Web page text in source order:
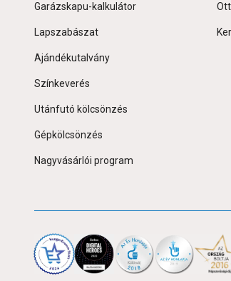
Garázskapu-kalkulátor
Lapszabászat
Ajándékutalvány
Színkeverés
Utánfutó kölcsönzés
Gépkölcsönzés
Nagyvásárlói program